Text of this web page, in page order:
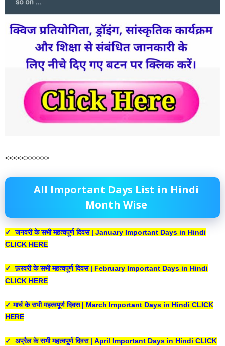
<<<<<>>>>>>
All Important Days List in Hindi
Month Wise
✓ जनवरी के सभी महत्वपूर्ण दिवस | January Important Days in Hindi
CLICK HERE
✓ फ़रवरी के सभी महत्वपूर्ण दिवस | February Important Days in Hindi
CLICK HERE
✓ मार्च के सभी महत्वपूर्ण दिवस | March Important Days in Hindi CLICK
HERE
✓ अप्रैल के सभी महत्वपूर्ण दिवस | April Important Days in Hindi CLICK